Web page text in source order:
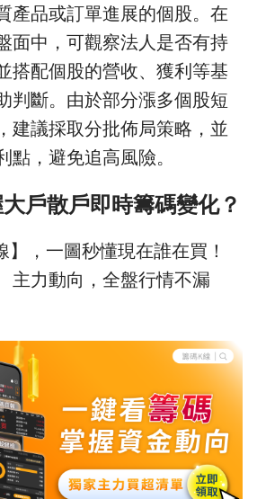
產品或訂單進展的個股。在
面中，可觀察法人是否有持
搭配個股的營收、獲利等基
判斷。由於部分漲多個股短
建議採取分批佈局策略，並
點，避免追高風險。
戶散戶即時籌碼變化？
】，一圖秒懂現在誰在買！
主力動向，全盤行情不漏